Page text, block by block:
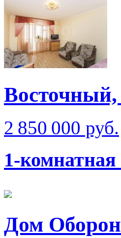
Восточный,
2 850 000 руб.
1-
Дом